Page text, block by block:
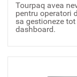
Tourpaq avea
pentru operatori
sa gestioneze
dashboard.